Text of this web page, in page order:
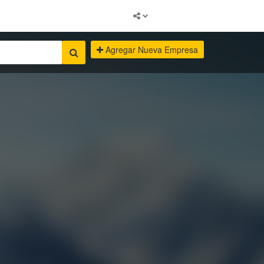
Agregar Nueva Empresa